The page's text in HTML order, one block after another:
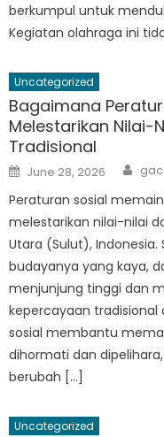
berkumpul untuk
Kegiatan olahraga ini
Uncategorized
Bagaimana
Melestarikan Nilai-
Tradisional
Posted
on
June 28, 2026
Peraturan sosial
melestarikan nilai-nilai
Utara (Sulut),
budayanya yang kaya,
menjunjung tinggi dan
kepercayaan tradisional
sosial membantu
dihormati dan
berubah […]
Uncategorized